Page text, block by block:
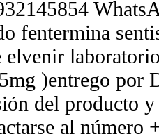
fentermina
elvenir
)entrego por
del producto
al número